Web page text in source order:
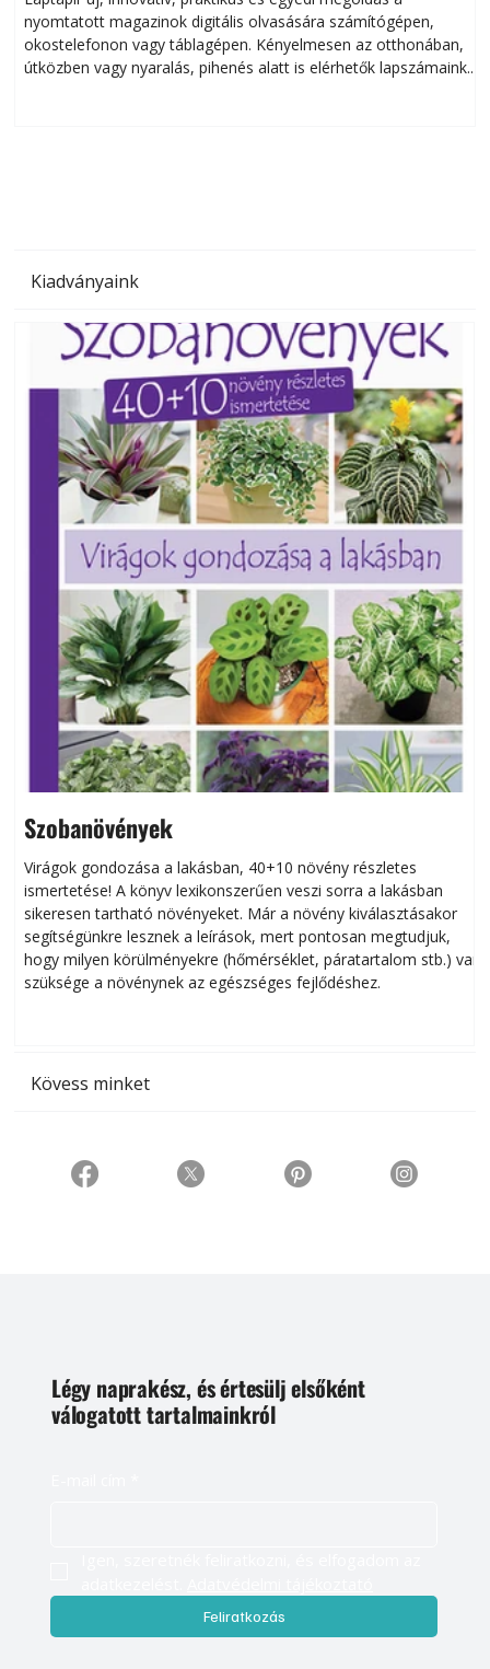
nyomtatott magazinok digitális olvasására számítógépen,
okostelefonon vagy táblagépen. Kényelmesen az otthonában,
útközben vagy nyaralás, pihenés alatt is elérhetők lapszámaink.
Kiadványaink
Szobanövények
Virágok gondozása a lakásban, 40+10 növény részletes
ismertetése! A könyv lexikonszerűen veszi sorra a lakásban
sikeresen tart­ha­tó növényeket. Már a növény kiválasztásakor
segítségünkre lesznek a leírások, mert pontosan megtudjuk,
hogy milyen körülményekre (hőmérséklet, páratartalom stb.) van
szüksége a növénynek az egészséges fejlődéshez.
Kövess minket
Légy naprakész, és értesülj elsőként
válogatott tartalmainkról
Feliratkozás